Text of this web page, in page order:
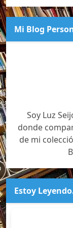
Mi Blog
Soy Luz
donde
de mi
Estoy